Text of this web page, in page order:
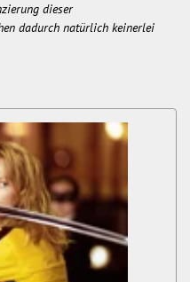
dieser
dadurch natürlich keinerlei